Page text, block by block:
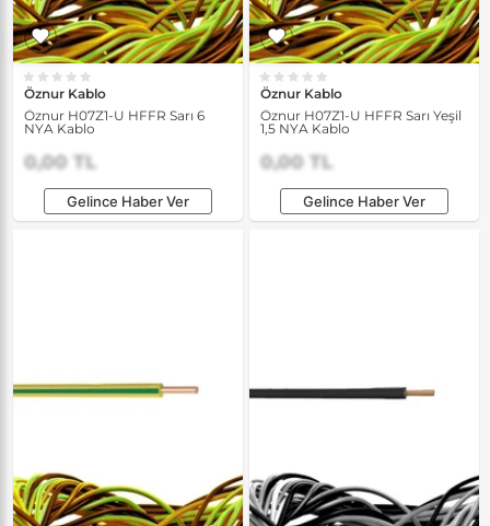
Öznur Kablo
Öznur H07Z1-U HFFR Sarı 6
NYA Kablo
0,00 TL
Gelince Haber Ver
Öznur Kablo
Öznur H07Z1-U HFFR Sarı Yeşil
1,5 NYA Kablo
0,00 TL
Gelince Haber Ver